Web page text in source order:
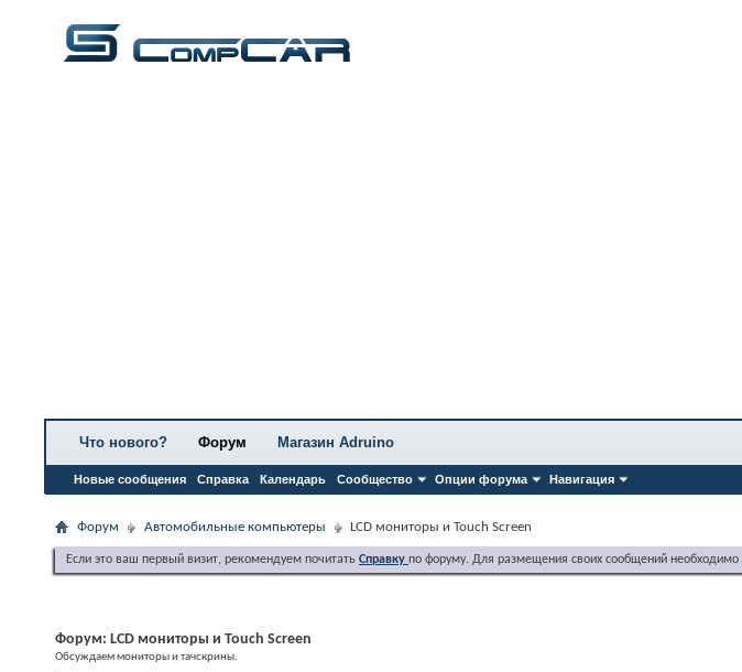
Что нового? Форум
Новые сообщения Справка Календарь Сообщество Опции форума Навигация
Магазин Adruino
Форум Автомобильные компьютеры LCD мониторы и Touch Screen
Если это ваш первый визит, рекомендуем почитать Справку по форуму. Для размещения своих сообщений необходимо
Форум: LCD мониторы и Touch Screen
Обсуждаем мониторы и тачскрины.